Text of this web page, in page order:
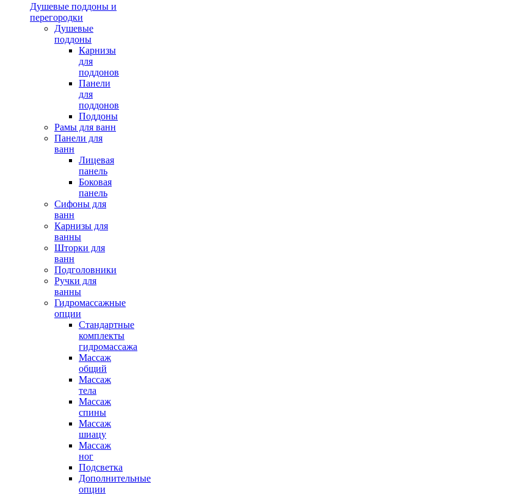
Душевые поддоны и
перегородки
Душевые
поддоны
Карнизы
для
поддонов
Панели
для
поддонов
Поддоны
Рамы для ванн
Панели для
ванн
Лицевая
панель
Боковая
панель
Сифоны для
ванн
Карнизы для
ванны
Шторки для
ванн
Подголовники
Ручки для
ванны
Гидромассажные
опции
Стандартные
комплекты
гидромассажа
Массаж
общий
Массаж
тела
Массаж
спины
Массаж
шиацу
Массаж
ног
Подсветка
Дополнительные
опции